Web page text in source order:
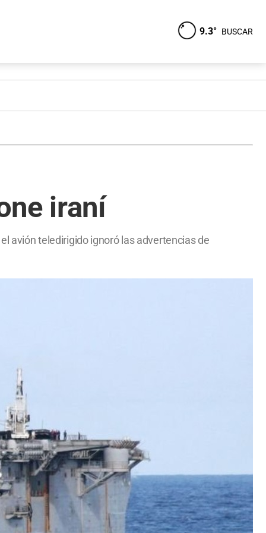
9.3° BUSCAR
iraní
avión teledirigido ignoró las advertencias de